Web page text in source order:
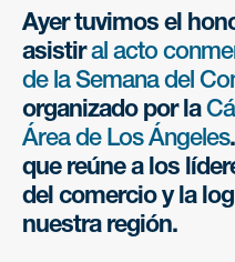
Ayer tuvimos el
asistiral acto
de la Semana del
organizado por la
Área de Los Ángeles
que reúne a los
del comercio y la
nuestra región.